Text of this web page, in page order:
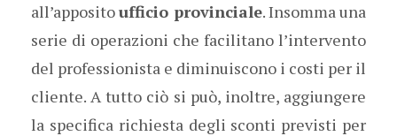
all’appositoufficio provinciale. Insomma una
serie di operazioni che facilitano l’intervento
del professionista e diminuiscono i costi per il
cliente. A tutto ciò si può, inoltre, aggiungere
la specifica richiesta degli sconti previsti per